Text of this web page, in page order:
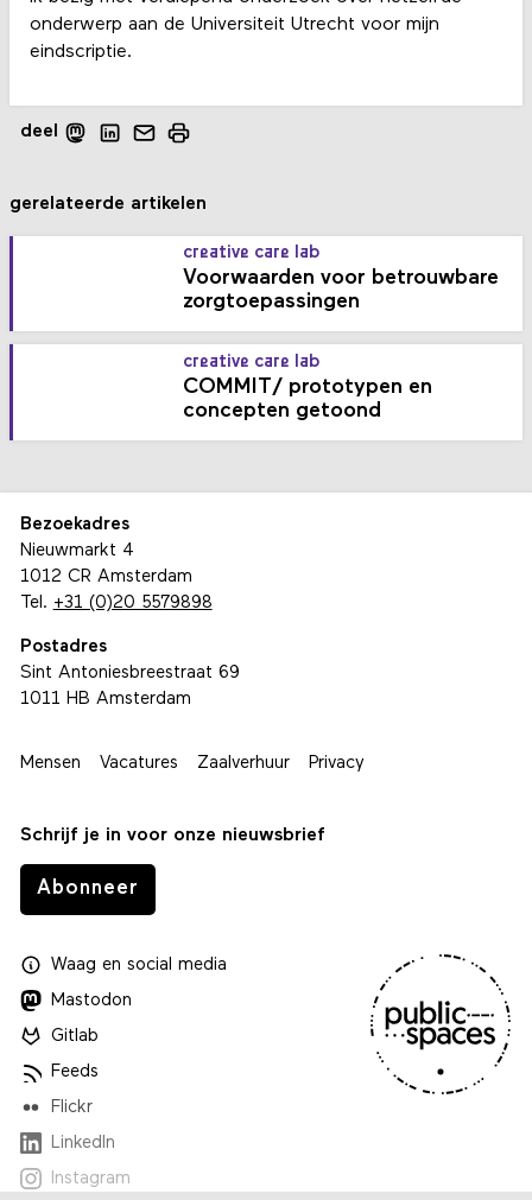
onderwerp aan de Universiteit Utrecht voor mijn
eindscriptie.
deel
gerelateerde artikelen
creative care lab
Voorwaarden voor betrouwbare
zorgtoepassingen
creative care lab
COMMIT/ prototypen en
concepten getoond
Bezoekadres
Nieuwmarkt 4
1012 CR Amsterdam
Tel. +31 (0)20 5579898
Postadres
Sint Antoniesbreestraat 69
1011 HB Amsterdam
Mensen Vacatures Zaalverhuur Privacy
Schrijf je in voor onze nieuwsbrief
Abonneer
Waagen social media
Mastodon
Gitlab
Feeds
Flickr
LinkedIn
Instagram